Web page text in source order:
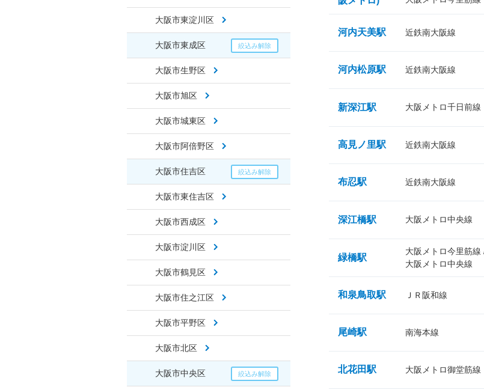
大阪市東淀川区
大阪市東成区
大阪市生野区
大阪市旭区
大阪市城東区
大阪市阿倍野区
大阪市住吉区
大阪市東住吉区
大阪市西成区
大阪市淀川区
大阪市鶴見区
大阪市住之江区
大阪市平野区
大阪市北区
大阪市中央区
河内天美駅 近鉄南大阪線
河内松原駅 近鉄南大阪線
新深江駅 大阪メトロ千日前線
高見ノ里駅 近鉄南大阪線
布忍駅 近鉄南大阪線
深江橋駅 大阪メトロ中央線
緑橋駅
大阪メトロ今里筋線
大阪メトロ中央線
和泉鳥取駅 ＪＲ阪和線
尾崎駅 南海本線
北花田駅 大阪メトロ御堂筋線